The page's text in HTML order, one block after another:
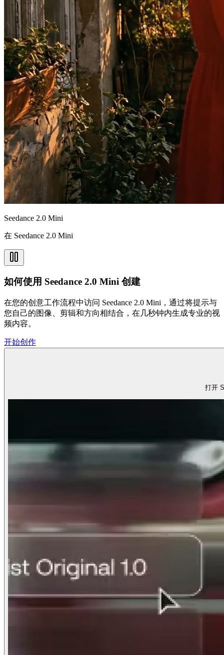
Seedance 2.0 Mini
在 Seedance 2.0 Mini
如何使用 Seedance 2.0 Mini 创建
在您的创意工作流程中访问 Seedance 2.0 Mini，通过将提示与
您自己的图像、剪辑和方向相结合，在几秒钟内生成专业的视
频内容。
开始创作
打开